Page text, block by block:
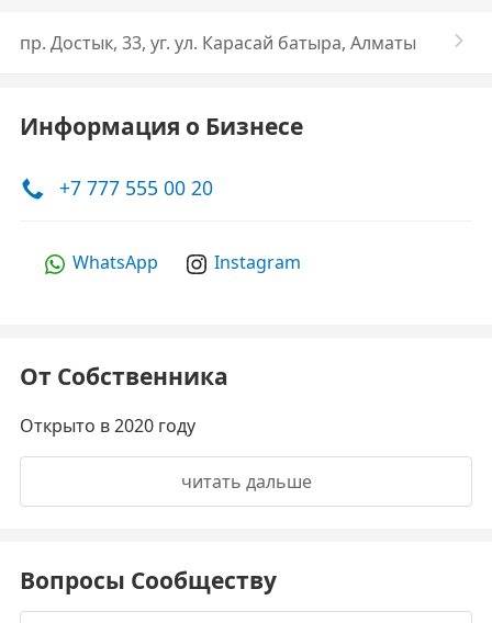
​пр. Достык, 33​, уг. ул. Карасай батыра, Алматы
Информация о Бизнесе
+7 777 555 00 20
WhatsApp Instagram
От Собственника
Открыто в 2020 году
читать дальше
Вопросы Сообществу